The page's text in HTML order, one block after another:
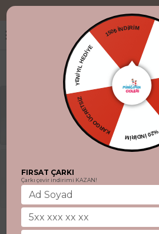
150₺ İNDİRİM
%20 İNDİRİM
KARGO ÜCRETSİZ
YENİYIL HEDİYE
FIRSAT ÇARKI
Çarkı çevir indirimi KAZAN!